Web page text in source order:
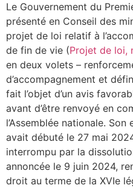
Le Gouvernement du
présenté en Conseil des
projet de loi relatif à
de fin de vie (Projet de loi,
en deux volets –
d’accompagnement et
fait l’objet d’un avis
avant d’être renvoyé en
l’Assemblée nationale.
avait débuté le 27 mai
interrompu par la
annoncée le 9 juin 2024,
droit au terme de la XVIe